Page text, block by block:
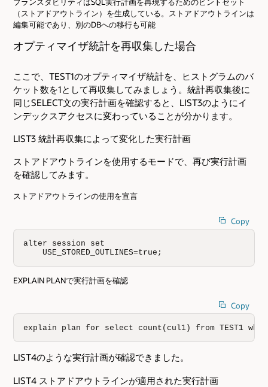
プランスタビリティはSQL実行計画を再現するためのヒントセット
（ストアドアウトライン）を生成している。ストアドアウトラインは
編集可能であり、別のDBへの移行も可能
オプティマイザ統計を再収集した場合
ここで、TEST1のオプティマイザ統計を、ヒストグラムのバ
ケット数を1として再収集してみましょう。統計再収集後に
同じSELECT文の実行計画を確認すると、LIST3のようにイ
ンデックスアクセスに変わっていることが分かります。
LIST3 統計再収集によって変化した実行計画
ストアドアウトラインを使用するモードで、再び実行計画
を確認してみます。
ストアドアウトラインの使用を宣言
Copy
alter session set
    USE_STORED_OUTLINES=true;
EXPLAIN PLANで実行計画を確認
Copy
explain plan for select count(cul1) from TEST1
LIST4のような実行計画が確認できました。
LIST4 ストアドアウトラインが適用された実行計画